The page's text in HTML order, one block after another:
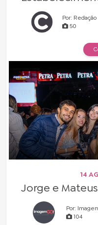
Por: Redação
50
14
Jorge e
Por:
104